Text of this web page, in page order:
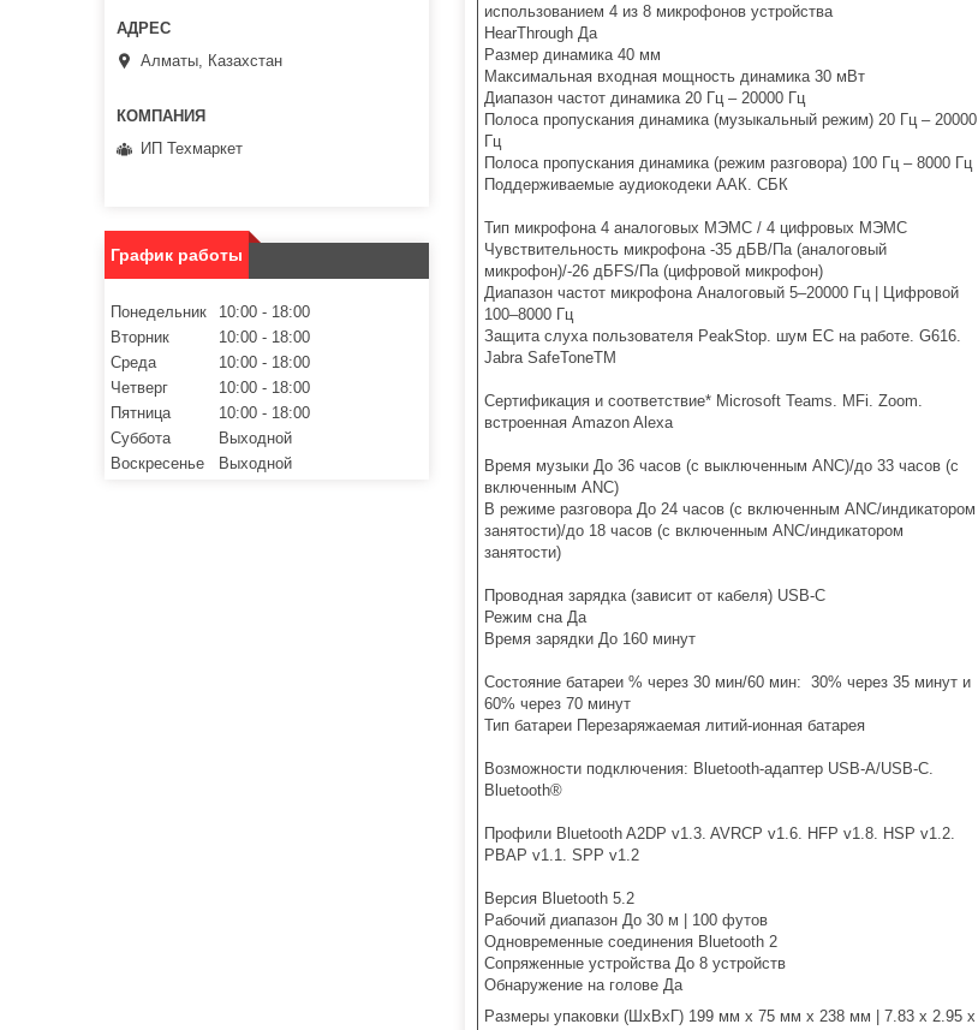
использованием 4 из 8 микрофонов устройства
HearThrough Да
Размер динамика 40 мм
Максимальная входная мощность динамика 30 мВт
Диапазон частот динамика 20 Гц – 20000 Гц
Полоса пропускания динамика (музыкальный режим) 20 Гц – 20000
Гц
Полоса пропускания динамика (режим разговора) 100 Гц – 8000 Гц
Поддерживаемые аудиокодеки ААК. СБК
Тип микрофона 4 аналоговых МЭМС / 4 цифровых МЭМС
Чувствительность микрофона -35 дБВ/Па (аналоговый
микрофон)/-26 дБFS/Па (цифровой микрофон)
Диапазон частот микрофона Аналоговый 5–20000 Гц | Цифровой
100–8000 Гц
Защита слуха пользователя PeakStop. шум ЕС на работе. G616.
Jabra SafeToneTM
Сертификация и соответствие* Microsoft Teams. MFi. Zoom.
встроенная Amazon Alexa
Время музыки До 36 часов (с выключенным ANC)/до 33 часов (с
включенным ANC)
В режиме разговора До 24 часов (с включенным ANC/индикатором
занятости)/до 18 часов (с включенным ANC/индикатором
занятости)
Проводная зарядка (зависит от кабеля) USB-C
Режим сна Да
Время зарядки До 160 минут
Состояние батареи % через 30 мин/60 мин: 30% через 35 минут и
60% через 70 минут
Тип батареи Перезаряжаемая литий-ионная батарея
Возможности подключения: Bluetooth-адаптер USB-A/USB-C.
Bluetooth®
Профили Bluetooth A2DP v1.3. AVRCP v1.6. HFP v1.8. HSP v1.2.
PBAP v1.1. SPP v1.2
Версия Bluetooth 5.2
Рабочий диапазон До 30 м | 100 футов
Одновременные соединения Bluetooth 2
Сопряженные устройства До 8 устройств
Обнаружение на голове Да
Размеры упаковки (ШxВxГ) 199 мм х 75 мм х 238 мм | 7.83 х 2.95 х
Алматы, Казахстан
ИП Техмаркет
График работы
Понедельник 10:00
18:00
Вторник
10:00
18:00
Среда
10:00
18:00
Четверг
10:00
18:00
Пятница
10:00
18:00
Суббота
Выходной
Воскресенье
Выходной